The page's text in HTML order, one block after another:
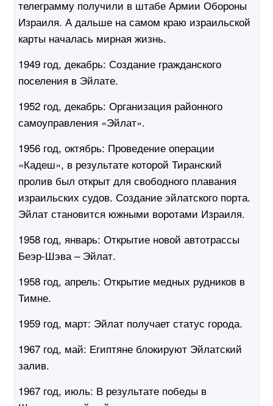
телеграмму получили в штабе Армии Обороны
Израиля. А дальше на самом краю израильской
карты началась мирная жизнь.
1949 год, декабрь: Создание гражданского
поселения в Эйлате.
1952 год, декабрь: Организация районного
самоуправления «Эйлат».
1956 год, октябрь: Проведение операции
«Кадеш», в результате которой Тиранский
пролив был открыт для свободного плавания
израильских судов. Создание эйлатского порта.
Эйлат становится южными воротами Израиля.
1958 год, январь: Открытие новой автотрассы
Беэр-Шэва – Эйлат.
1958 год, апрель: Открытие медных рудников в
Тимне.
1959 год, март: Эйлат получает статус города.
1967 год, май: Египтяне блокируют Эйлатский
залив.
1967 год, июль: В результате победы в